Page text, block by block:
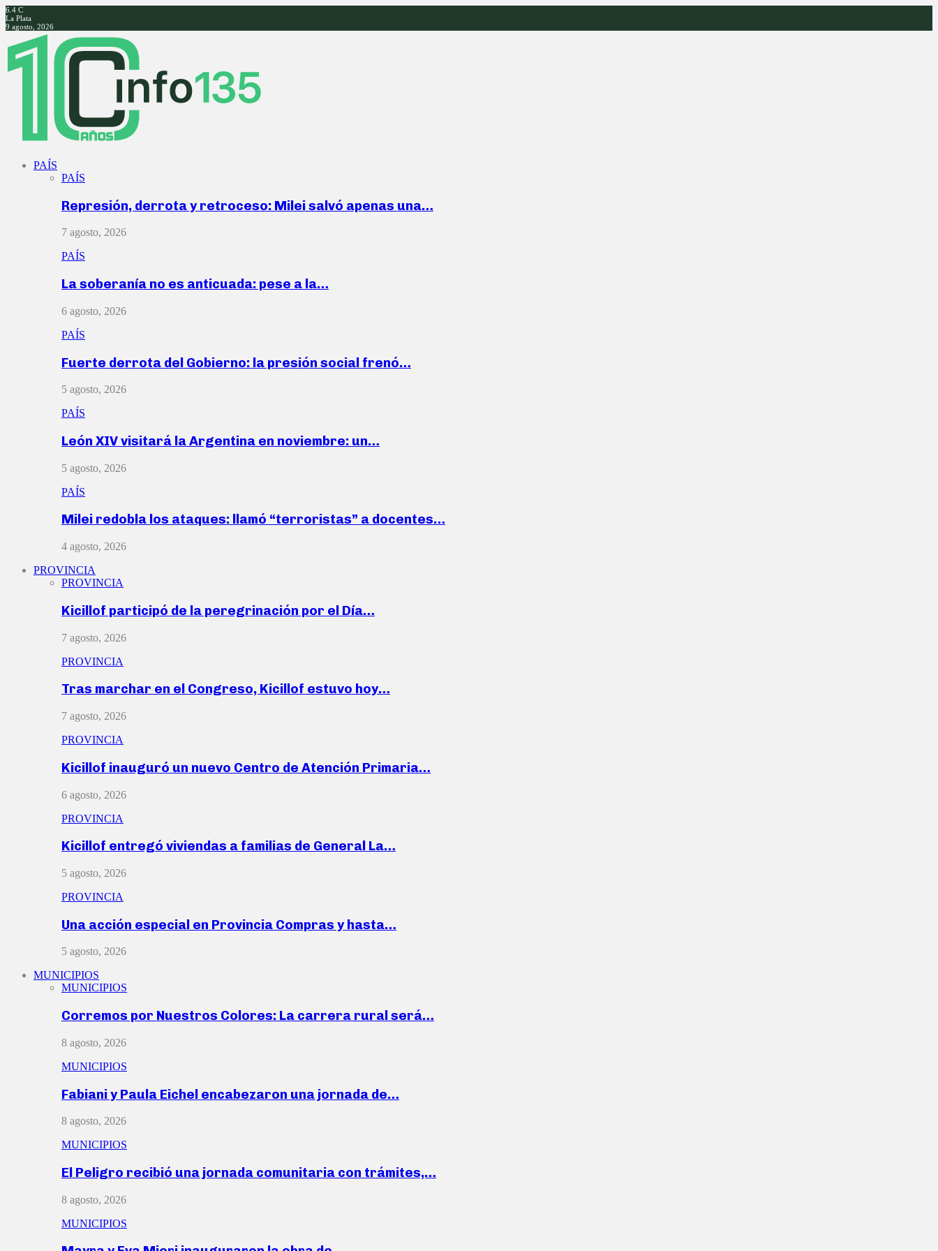
6.4 C
La Plata
9 agosto, 2026
Facebook
Twitter
Instagram
Youtube
PAÍS
PAÍS
Represión, derrota y retroceso: Milei salvó apenas una…
7 agosto, 2026
PAÍS
La soberanía no es anticuada: pese a la…
6 agosto, 2026
PAÍS
Fuerte derrota del Gobierno: la presión social frenó…
5 agosto, 2026
PAÍS
León XIV visitará la Argentina en noviembre: un…
5 agosto, 2026
PAÍS
Milei redobla los ataques: llamó “terroristas” a docentes…
4 agosto, 2026
PROVINCIA
PROVINCIA
Kicillof participó de la peregrinación por el Día…
7 agosto, 2026
PROVINCIA
Tras marchar en el Congreso, Kicillof estuvo hoy…
7 agosto, 2026
PROVINCIA
Kicillof inauguró un nuevo Centro de Atención Primaria…
6 agosto, 2026
PROVINCIA
Kicillof entregó viviendas a familias de General La…
5 agosto, 2026
PROVINCIA
Una acción especial en Provincia Compras y hasta…
5 agosto, 2026
MUNICIPIOS
MUNICIPIOS
Corremos por Nuestros Colores: La carrera rural será…
8 agosto, 2026
MUNICIPIOS
Fabiani y Paula Eichel encabezaron una jornada de…
8 agosto, 2026
MUNICIPIOS
El Peligro recibió una jornada comunitaria con trámites,…
8 agosto, 2026
MUNICIPIOS